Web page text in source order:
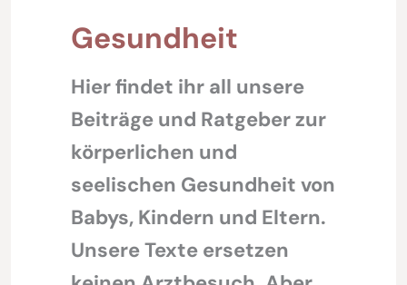
Gesundheit
Hier findet ihr all unsere
Beiträge und Ratgeber zur
körperlichen und
seelischen Gesundheit von
Babys, Kindern und Eltern.
Unsere Texte ersetzen